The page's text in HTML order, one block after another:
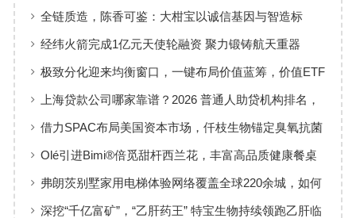
行添彩
全链质造，陈香可鉴：大柑宝以诚信基因与智造标
准，定义新会陈皮高质量发展
经纬火箭完成1亿元天使轮融资 聚力锻铸航天重器
极致分化迎来均衡窗口，一键布局价值蓝筹，价值ETF
华夏火热开售
上海贷款公司哪家靠谱？2026 普通人助贷机构排名，
工薪族借钱选择指南
借力SPAC布局美国资本市场，仟枝生物锚定臭氧抗菌
黄金赛道
Olé引进Bimi®倍觅甜杆西兰花，丰富高品质健康餐桌
新选择
弗朗茨别墅家用电梯体验网络覆盖全球220余城，如何
实现高效服务响应
深挖“千亿富矿”，“乙肝药王” 特宝生物持续领跑乙肝临